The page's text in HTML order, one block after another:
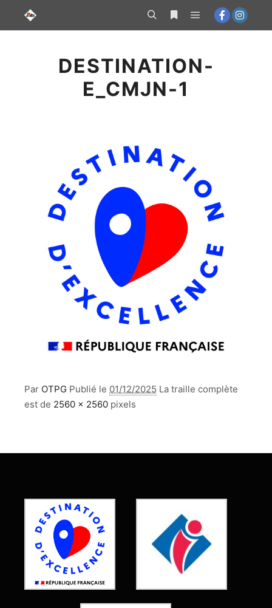
Aller au
contenu
RechercherPlus d’infosMenu principal
DESTINATION-
E_CMJN-1
Par OTPG Publié le 01/12/2025 La traille complète
est de 2560 × 2560 pixels